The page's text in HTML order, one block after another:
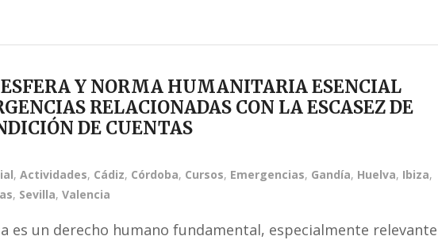
Y NORMA HUMANITARIA ESENCIAL
RELACIONADAS CON LA ESCASEZ DE
DE CUENTAS
, Actividades, Cádiz, Córdoba, Cursos, Emergencias, Gandía, Huelva, Ibiza,
, Sevilla, Valencia
es un derecho humano fundamental, especialmente relevante